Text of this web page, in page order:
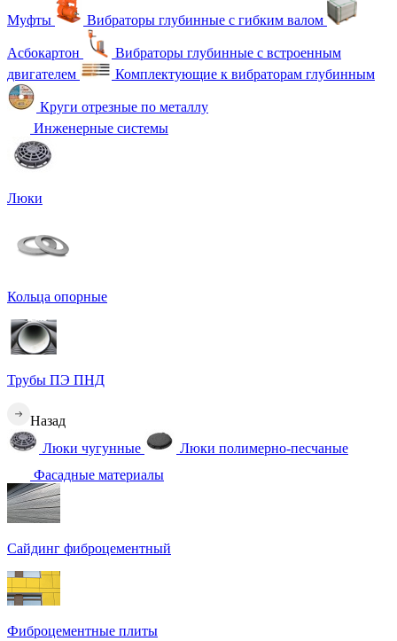
Муфты Вибраторы глубинные с гибким валом
Асбокартон
Вибраторы глубинные с встроенным
двигателем
Комплектующие к вибраторам глубинным
Круги отрезные по металлу
Инженерные системы
Люки
Кольца опорные
Трубы ПЭ ПНД
Назад
Люки чугунные
Люки полимерно-песчаные
Фасадные материалы
Сайдинг фиброцементный
Фиброцементные плиты